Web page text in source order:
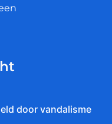
door vandalisme